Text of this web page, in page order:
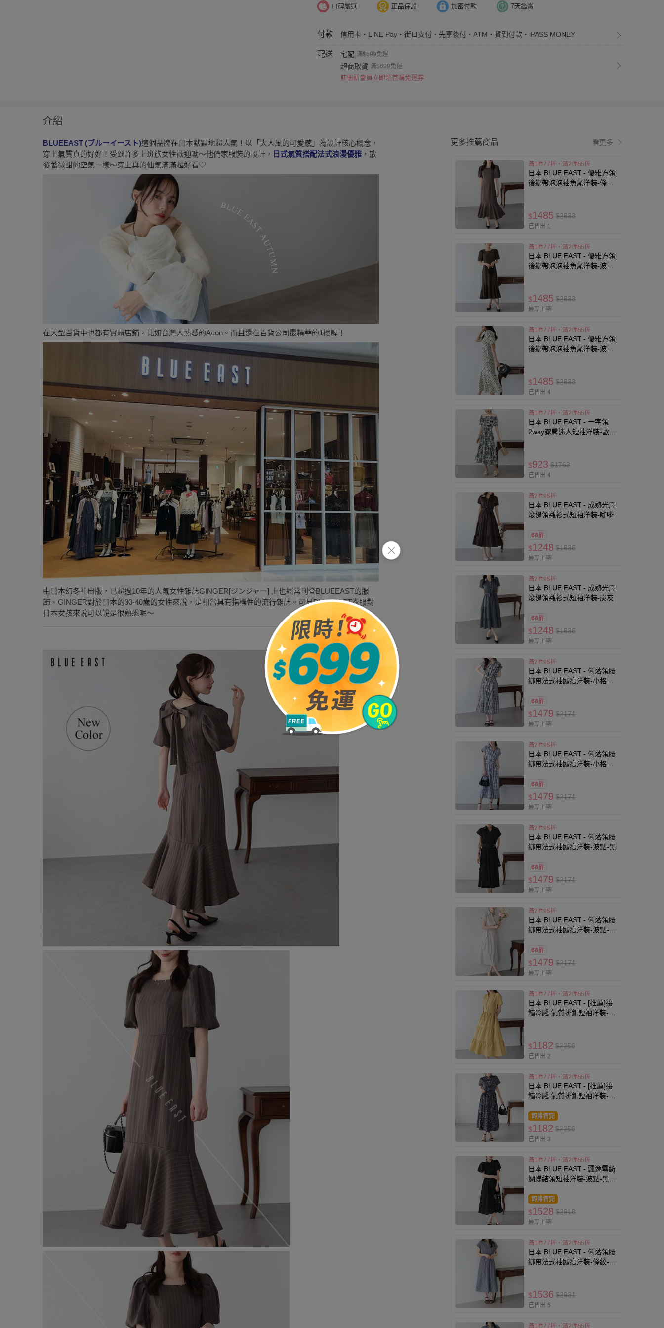
口碑嚴選 正品保證 加密付款 7天鑑賞
付款 信用卡・LINE Pay・街口支付・先享後付・ATM・貨到付款・iPASS MONEY
配送 宅配 滿$699免運
超商取貨 滿$699免運
註冊新會員立即領首購免運券
介紹
BLUEEAST (ブルーイースト)這個品牌在日本默默地超人氣！以「大人風的可愛感」為設計核心概念，
穿上氣質真的好好！受到許多上班族女性歡迎呦～他們家服裝的設計， 日式氣質搭配法式浪漫優雅 ，散
發著微甜的空氣一樣～穿上真的仙氣滿滿超好看♡
在大型百貨中也都有實體店鋪，比如台灣人熟悉的Aeon。而且還在百貨公司最精華的1樓喔！
由日本幻冬社出版，已超過10年的人氣女性雜誌GINGER[ジンジャー] 上也經常刊登BLUEEAST的服
飾。GINGER對於日本的30-40歲的女性來說，是相當具有指標性的流行雜誌。可見BLUEEAST衣服對
日本女孩來說可以說是很熟悉呢～
更多推薦商品 看更多
滿1件77折，滿2件55折
日本 BLUE EAST - 優雅方領
後綁帶泡泡袖魚尾洋裝-條紋-
$1485 $2833
已售出 1
滿1件77折，滿2件55折
日本 BLUE EAST - 優雅方領
後綁帶泡泡袖魚尾洋裝-波點-
$1485 $2833
最新上架
滿1件77折，滿2件55折
日本 BLUE EAST - 優雅方領
後綁帶泡泡袖魚尾洋裝-波點-
$1485 $2833
已售出 4
滿1件77折，滿2件55折
日本 BLUE EAST - 一字領
2way露肩迷人短袖洋裝-歐風
$923 $1763
已售出 4
滿2件95折
日本 BLUE EAST - 成熟光澤
滾邊領襯衫式短袖洋裝-咖啡
68折
$1248 $1836
最新上架
滿2件95折
日本 BLUE EAST - 成熟光澤
滾邊領襯衫式短袖洋裝-炭灰
68折
$1248 $1836
最新上架
滿2件95折
日本 BLUE EAST - 俐落領腰
綁帶法式袖顯瘦洋裝-小格子-
68折
$1479 $2171
最新上架
滿2件95折
日本 BLUE EAST - 俐落領腰
綁帶法式袖顯瘦洋裝-小格子-
68折
$1479 $2171
最新上架
滿2件95折
日本 BLUE EAST - 俐落領腰
綁帶法式袖顯瘦洋裝-波點-黑
68折
$1479 $2171
最新上架
滿2件95折
日本 BLUE EAST - 俐落領腰
綁帶法式袖顯瘦洋裝-波點-灰
68折
$1479 $2171
最新上架
滿1件77折，滿2件55折
日本 BLUE EAST - [推薦]接
觸冷感 氣質排釦短袖洋裝-素
$1182 $2256
已售出 2
滿1件77折，滿2件55折
日本 BLUE EAST - [推薦]接
觸冷感 氣質排釦短袖洋裝-藝
即將售完
$1182 $2256
已售出 3
滿1件77折，滿2件55折
日本 BLUE EAST - 飄逸雪紡
蝴蝶結領短袖洋裝-波點-黑
即將售完
$1528 $2918
最新上架
滿1件77折，滿2件55折
日本 BLUE EAST - 俐落領腰
綁帶法式袖顯瘦洋裝-條紋-海
$1536 $2931
已售出 5
滿1件77折，滿2件55折